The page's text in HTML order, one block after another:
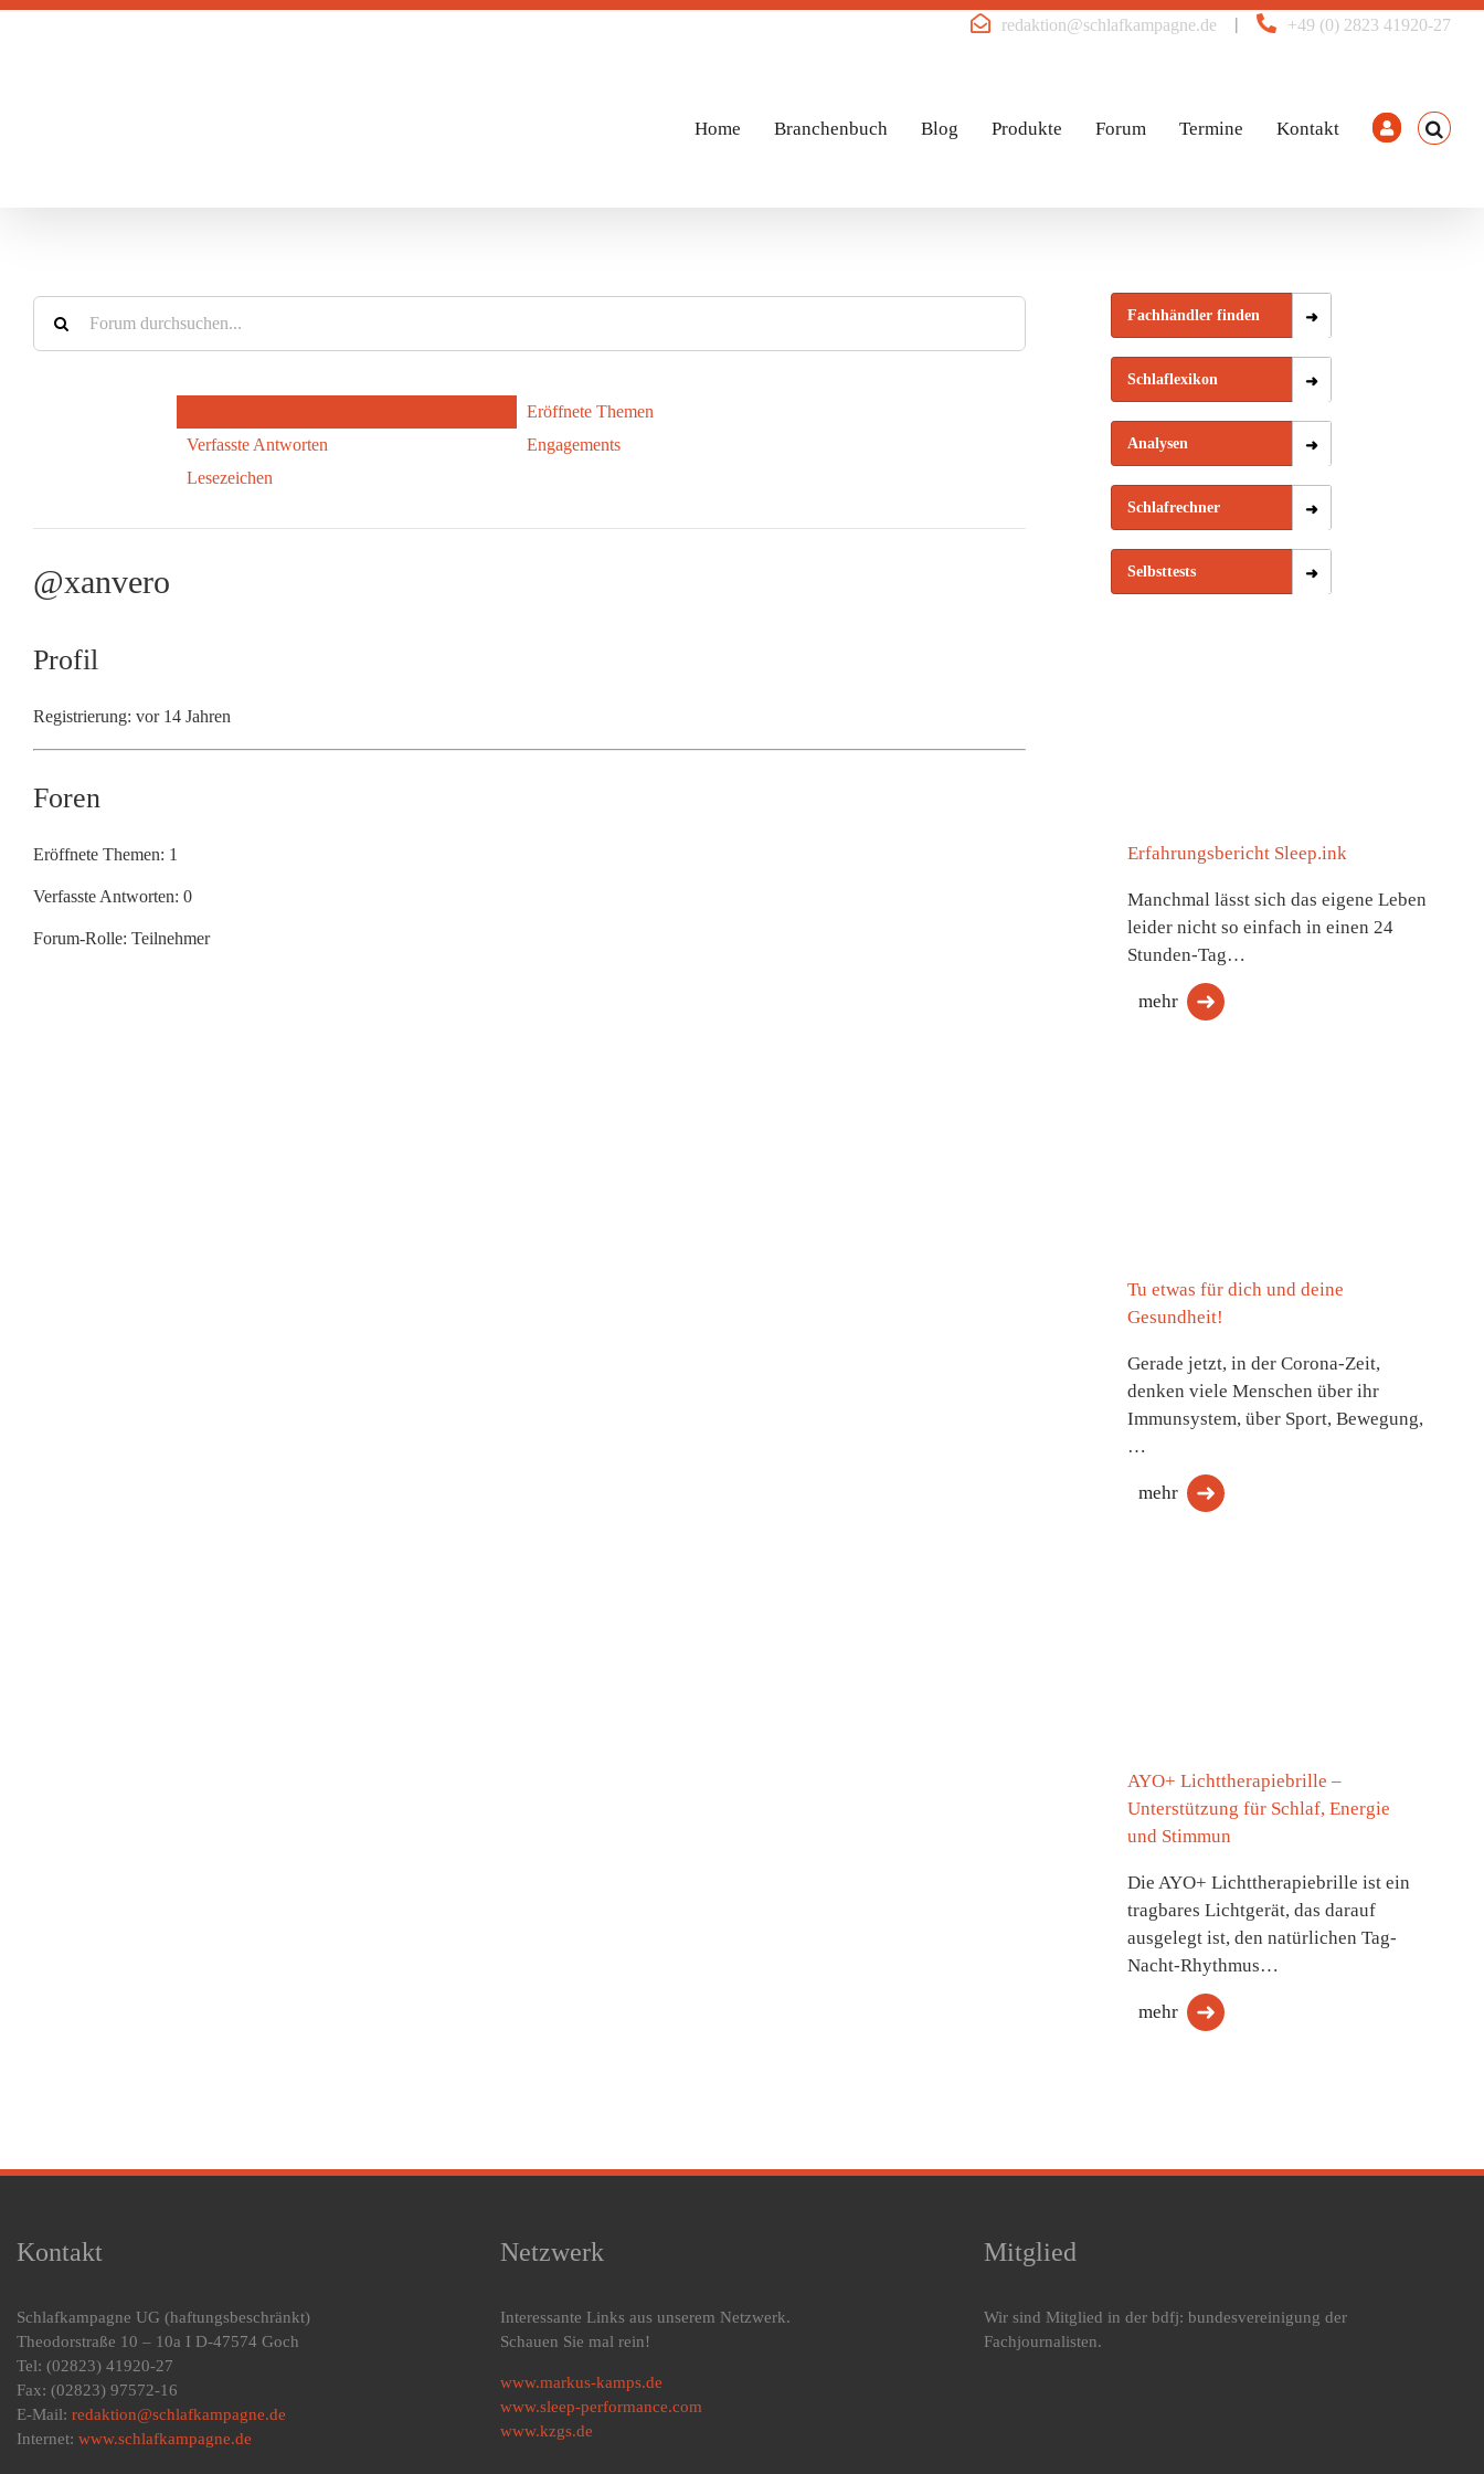
Zum
+49 (0) 2823 41920-27
|
redaktion@schlafkampagne.de
Home Branchenbuch Blog Produkte Forum Termine Kontakt
Eröffnete Themen
Verfasste Antworten
Engagements
Lesezeichen
@xanvero
Profil
Registrierung: vor 14 Jahren
Foren
Eröffnete Themen: 1
Verfasste Antworten: 0
Forum-Rolle: Teilnehmer
Fachhändler finden
Schlaflexikon
Analysen
Schlafrechner
Selbsttests
Erfahrungsbericht Sleep.ink
Manchmal lässt sich das eigene Leben
leider nicht so einfach in einen 24
Stunden-Tag…
mehr
Tu etwas für dich und deine
Gesundheit!
Gerade jetzt, in der Corona-Zeit,
denken viele Menschen über ihr
Immunsystem, über Sport, Bewegung,
…
mehr
AYO+ Lichttherapiebrille –
Unterstützung für Schlaf, Energie
und Stimmun
Die AYO+ Lichttherapiebrille ist ein
tragbares Lichtgerät, das darauf
ausgelegt ist, den natürlichen Tag-
Nacht-Rhythmus…
mehr
Kontakt
Schlafkampagne UG (haftungsbeschränkt)
Theodorstraße 10 – 10a I D-47574 Goch
Tel: (02823) 41920-27
Fax: (02823) 97572-16
E-Mail: redaktion@schlafkampagne.de
Internet: www.schlafkampagne.de
Netzwerk
Interessante Links aus unserem Netzwerk.
Schauen Sie mal rein!
www.markus-kamps.de
www.sleep-performance.com
www.kzgs.de
Mitglied
Wir sind Mitglied in der bdfj: bundesvereinigung der
Fachjournalisten.